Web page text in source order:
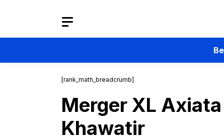
[rank_math_breadcrumb]
Merger XL
Khawatir